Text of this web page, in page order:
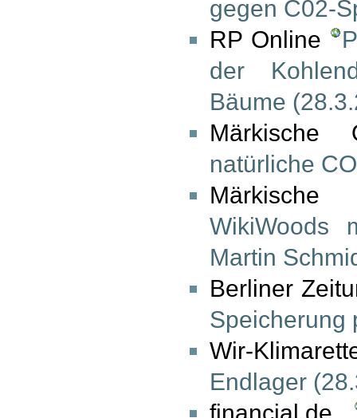
gegen C02-
RP Online
der
Bäume
Märkische
natürliche
WikiWoods
Martin
Berliner
Speicherung
Wir-
Endlager